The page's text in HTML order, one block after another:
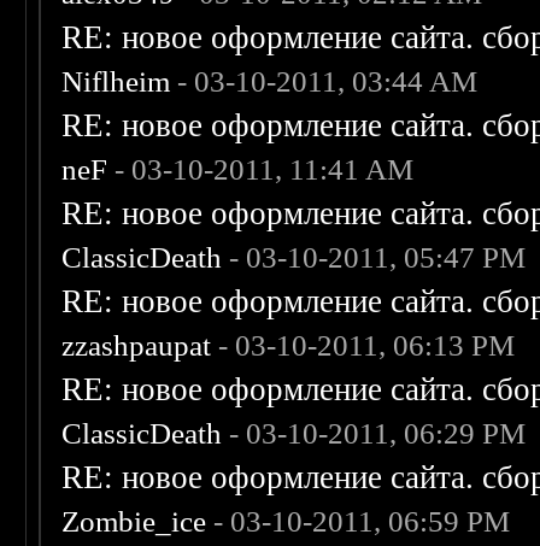
RE: новое оформление сайта.
Niflheim - 03-10-2011, 03:44 AM
RE: новое оформление сайта.
neF - 03-10-2011, 11:41 AM
RE: новое оформление сайта.
ClassicDeath - 03-10-2011, 05:47 PM
RE: новое оформление сайта.
zzashpaupat - 03-10-2011, 06:13 PM
RE: новое оформление сайта.
ClassicDeath - 03-10-2011, 06:29 PM
RE: новое оформление сайта.
Zombie_ice - 03-10-2011, 06:59 PM